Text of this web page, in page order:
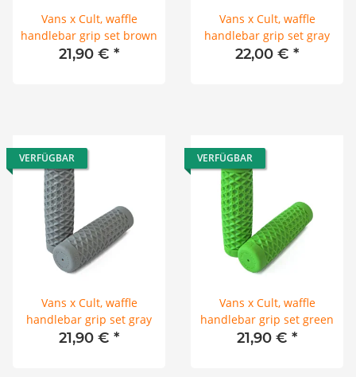
Vans x Cult, waffle
handlebar grip set brown
21,90 € *
Vans x Cult, waffle
handlebar grip set gray
22,00 € *
VERFÜGBAR
Vans x Cult, waffle
handlebar grip set gray
21,90 € *
VERFÜGBAR
Vans x Cult, waffle
handlebar grip set green
21,90 € *